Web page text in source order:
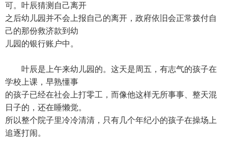
可。叶辰猜测自己离开
之后幼儿园并不会上报自己的离开，政府依旧会正常拨付自
己的那份救济款到幼
儿园的银行账户中。
叶辰是上午来幼儿园的。这天是周五，有志气的孩子在
学校上课，早熟懂事
的孩子已经在社会上打零工，而像他这样无所事事、整天混
日子的，还在睡懒觉。
所以整个院子里冷冷清清，只有几个年纪小的孩子在操场上
追逐打闹。